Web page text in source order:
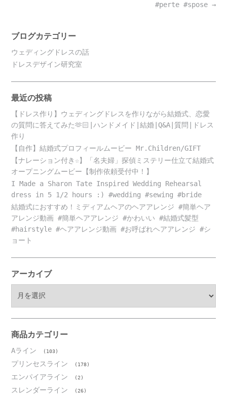
#perte #spose →
ブログカテゴリー
ウェディングドレスの話
ドレスデザイン研究室
最近の投稿
【ドレス作り】ウェディングドレスを作りながら結婚式、恋愛
の質問に答えてみた🫶🏻|ハンドメイド|結婚|Q&A|質問|ドレス
作り
【自作】結婚式プロフィールムービー Mr.Children/GIFT
【ナレーション付き☆】「名夫婦」探偵ミステリー仕立て結婚式
オープニングムービー【制作依頼受付中！】
I Made a Sharon Tate Inspired Wedding Rehearsal
dress in 5 1/2 hours :) #wedding #sewing #bride
結婚式におすすめ！ミディアムヘアのヘアアレンジ #簡単ヘア
アレンジ動画 #簡単ヘアアレンジ #かわいい #結婚式髪型
#hairstyle #ヘアアレンジ動画 #お呼ばれヘアアレンジ #シ
ョート
アーカイブ
ブ
商品カテゴリー
Aライン (103)
プリンセスライン (178)
エンパイアライン (2)
スレンダーライン (26)